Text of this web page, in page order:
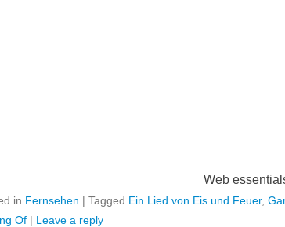
Web
in Fernsehen | Tagged Ein Lied von Eis und Feuer,
Of | Leave a reply